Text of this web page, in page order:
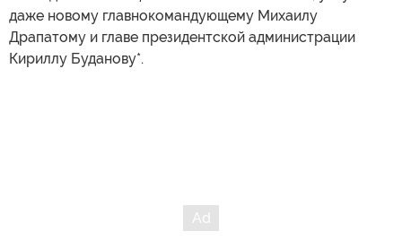
даже новому главнокомандующему Михаилу
Драпатому и главе президентской администрации
Кириллу Буданову*.